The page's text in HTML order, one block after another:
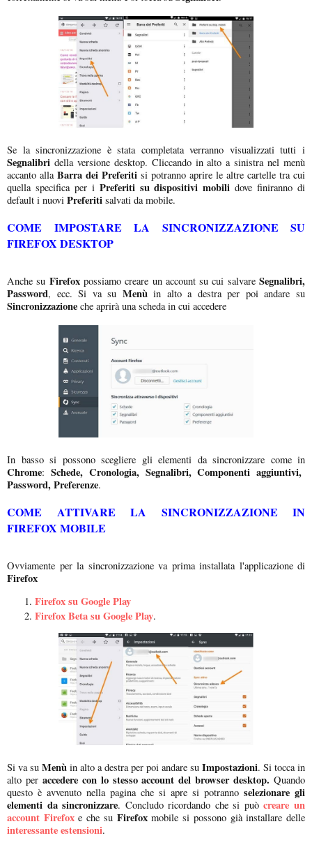
Se la sincronizzazione è stata completata verranno visualizzati tutti i
Segnalibri della versione desktop. Cliccando in alto a sinistra nel menù
accanto alla Barra dei Preferiti si potranno aprire le altre cartelle tra cui
quella specifica per i Preferiti su dispositivi mobilidove finiranno di
default i nuovi Preferiti salvati da mobile.
COME IMPOSTARE LA SINCRONIZZAZIONE SU
FIREFOX DESKTOP
Anche su Firefoxpossiamo creare un account su cui salvareSegnalibri,
Password, ecc. Si va su Menùin alto a destra per poi andare su
Sincronizzazione che aprirà una scheda in cui accedere
In basso si possono scegliere gli elementi da sincronizzare come in
Chrome: Schede, Cronologia, Segnalibri, Componenti aggiuntivi,
Password, Preferenze.
COME ATTIVARE LA SINCRONIZZAZIONE IN
FIREFOX MOBILE
Ovviamente per la sincronizzazione va prima installata l'applicazione di
Firefox
Firefox su Google Play
Firefox Beta su Google Play.
Si va su Menù in alto a destra per poi andare su Impostazioni. Si tocca in
alto per accedere con lo stesso account del browser desktop. Quando
questo è avvenuto nella pagina che si apre si potranno selezionare gli
elementi da sincronizzare. Concludo ricordando che si puòcreare un
account Firefoxe che suFirefoxmobile si possono già installare delle
interessante estensioni.